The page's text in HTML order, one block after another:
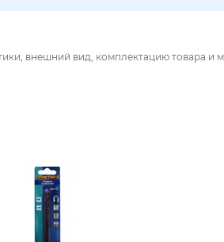
внешний вид, комплектацию товара и